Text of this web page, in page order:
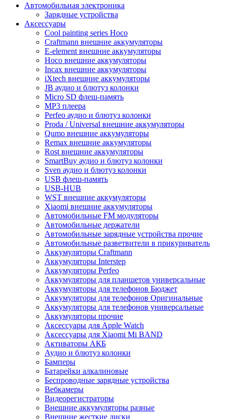
Автомобильная электроника
Зарядные устройства
Аксессуары
Cool painting series Hoco
Craftmann внешние аккумуляторы
E-element внешние аккумуляторы
Hoco внешние аккумуляторы
Incax внешние аккумуляторы
iXtech внешние аккумуляторы
JB аудио и блютуз колонки
Micro SD флеш-память
MP3 плеера
Perfeo аудио и блютуз колонки
Proda / Universal внешние аккумуляторы
Qumo внешние аккумуляторы
Remax внешние аккумуляторы
Rost внешние аккумуляторы
SmartBuy аудио и блютуз колонки
Sven аудио и блютуз колонки
USB флеш-память
USB-HUB
WST внешние аккумуляторы
Xiaomi внешние аккумуляторы
Автомобильные FM модуляторы
Автомобильные держатели
Автомобильные зарядные устройства прочие
Автомобильные разветвители в прикуриватель
Аккумуляторы Craftmann
Аккумуляторы Interstep
Аккумуляторы Perfeo
Аккумуляторы для планшетов универсальные
Аккумуляторы для телефонов Бюджет
Аккумуляторы для телефонов Оригинальные
Аккумуляторы для телефонов универсальные
Аккумуляторы прочие
Аксессуары для Apple Watch
Аксессуары для Xiaomi Mi BAND
Активаторы АКБ
Аудио и блютуз колонки
Бамперы
Батарейки алкалиновые
Беспроводные зарядные устройства
Вебкамеры
Видеорегистраторы
Внешние аккумуляторы разные
Внешние жесткие диски